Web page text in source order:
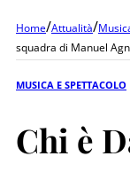
Home/Attualità/
squadra di Manuel
MUSICA E SPETTACOLO
Chi è